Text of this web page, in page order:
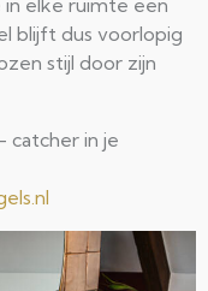
blijft dus voorlopig
stijl door zijn
catcher in je